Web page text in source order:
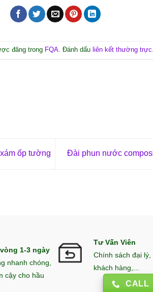
đăng trong FQA. Đánh dấu liên kết thường trực.
ốp tường Đài phun nước
1-3 ngày
nhanh chóng,
cậy cho hầu
Tư Vấn Viên
Chính sách đại
khách hàng,...
CALL